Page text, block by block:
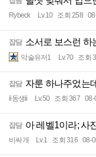
Rybeck Lv.10 조회 258
잡담 소서로 보스런 하
악술유저1 Lv.70 조회
잡담 자룬 하나주었는
ii동생ii Lv.50 조회 367 08-
잡담 아 레벨1이라; 사
비싸개 Lv.1 조회 316 08-